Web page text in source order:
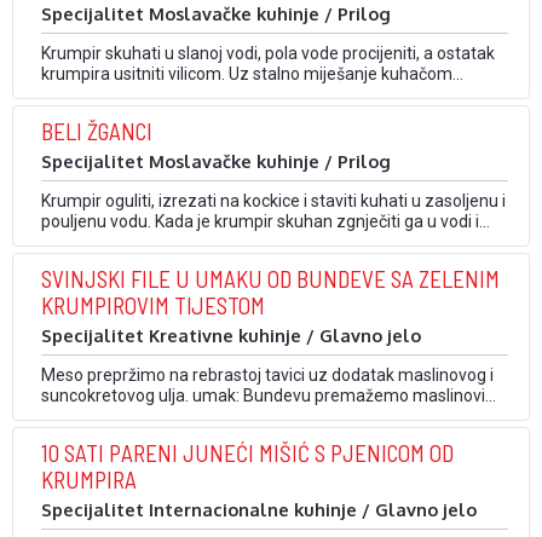
Specijalitet Moslavačke kuhinje / Prilog
Krumpir skuhati u slanoj vodi, pola vode procijeniti, a ostatak
krumpira usitniti vilicom. Uz stalno miješanje kuhačom
dodavati brašno, dok se ne dobije gusta masa žganaca.
Kuhati uz miješanje oko pola sata. Žgance zamašćenom
žlicom vaditi u zdjelu za posluživanje. Vrhnje zagrijati do
vrenja, prokuhati kratko i preliti žgance. Žganci …
BELI ŽGANCI
Specijalitet Moslavačke kuhinje / Prilog
Krumpir oguliti, izrezati na kockice i staviti kuhati u zasoljenu i
pouljenu vodu. Kada je krumpir skuhan zgnječiti ga u vodi i
polako dodavati brašno da se dobije kompaktna masa:
žgance. Domaće vrhnje kuhati dok voda ne ispari i postane
gusto. …
SVINJSKI FILE U UMAKU OD BUNDEVE SA ZELENIM
KRUMPIROVIM TIJESTOM
Specijalitet Kreativne kuhinje / Glavno jelo
Meso prepržimo na rebrastoj tavici uz dodatak maslinovog i
suncokretovog ulja. umak: Bundevu premažemo maslinovim
uljem i stavimo peći u pećnicu. Pečeno meso bundeve
odvojimo od kore i smiksamo. Umak radimo tako da u tavicu
dodamo kremu, mesni temeljac, maslac te zalijemo vrhnjem
za kuhanje. Ovim se je receptom mladi …
10 SATI PARENI JUNEĆI MIŠIĆ S PJENICOM OD
KRUMPIRA
Specijalitet Internacionalne kuhinje / Glavno jelo